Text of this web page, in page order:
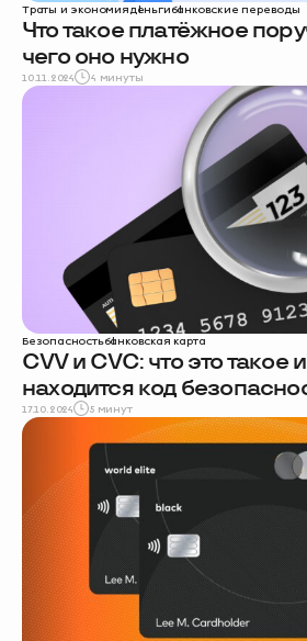
Траты и экономияденьгибанковские переводы
Что такое платёжное
чего оно нужно
10.11.2024 4 минуты
Безопасностьбанковская карта
CVV и CVC: что это такое
находится код
17.10.2024 5 минут